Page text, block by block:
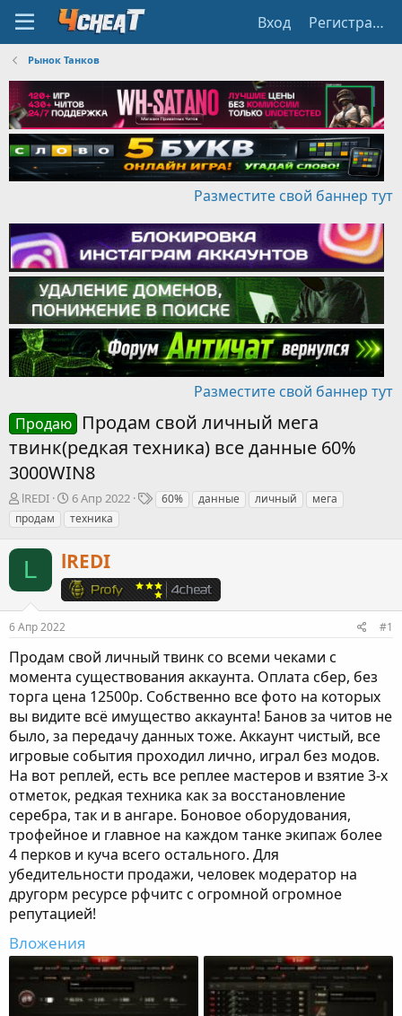
Вход Регистрация
Рынок Танков
Разместите свой баннер тут
Разместите свой баннер тут
Продаю
Продам свой личный мега
твинк(редкая техника) все данные 60%
3000WIN8
А
в
т
о
р
т
е
м
ы
lREDI
Д
а
т
н
а
ч
а
6 Апр 2022
Т60% данные личный
мега
продам
техника
L lREDI
6 Апр 2022 #1
Продам свой личный твинк со всеми чеками с
момента существования аккаунта. Оплата сбер, без
торга цена 12500р. Собственно все фото на которых
вы видите всё имущество аккаунта! Банов за читов не
было, за передачу данных тоже. Аккаунт чистый, все
игровые события проходил лично, играл без модов.
На вот реплей, есть все реплее мастеров и взятие 3-х
отметок, редкая техника как за восстановление
серебра, так и в ангаре. Боновое оборудования,
трофейное и главное на каждом танке экипаж более
4 перков и куча всего остального. Для
убедительности продажи, человек модератор на
другорм ресурсе рфчитс с огромной огромное
репутацией!
Вложения